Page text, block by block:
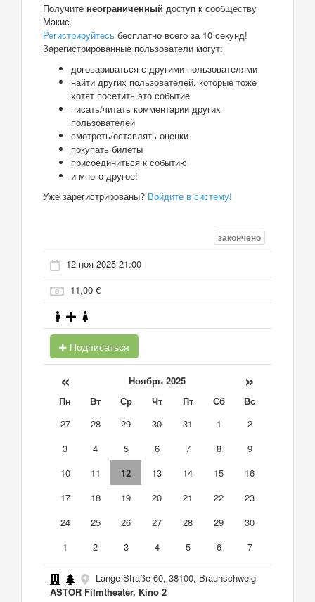
Получите неограниченный доступ к сообществу
Макис.
Регистрируйтесь бесплатно всего за 10 секунд!
Зарегистрированные пользователи могут:
договариваться с другими пользователями
найти других пользователей, которые тоже
хотят посетить это событие
писать/читать комментарии других
пользователей
смотреть/оставлять оценки
покупать билеты
присоединиться к событию
и много другое!
Уже зарегистрированы? Войдите в систему!
закончено
12 ноя 2025 21:00
11,00 €
Подписаться
« Ноябрь 2025 »
Пн Вт Ср Чт Пт Сб
Вс
27
28 29 30 31 1
2
3
4 5 6 7 8
9
10
11 12 13 14 15
16
17
18 19 20 21 22
23
24
25 26 27 28 29
30
1
2 3 4 5 6 7
Lange Straße 60, 38100, Braunschweig
ASTOR Filmtheater, Kino 2